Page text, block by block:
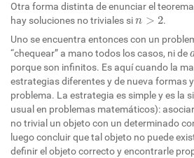
Otra forma distinta de enunciar el
hay soluciones no triviales sin > 2
n >2
.
Uno se encuentra entonces con un
“chequear” a mano todos los casos, ni de
porque son infinitos. Es aquí cuando la
estrategias diferentes y de nueva formas
problema. La estrategia es simple y es la
usual en problemas matemáticos):
no trivial un objeto con un determinado
luego concluir que tal objeto no puede
definir el objeto correcto y encontrarle